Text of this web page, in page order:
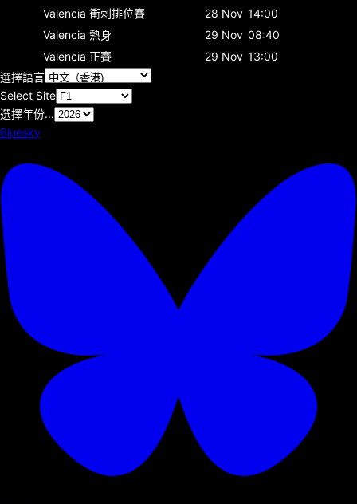
Valencia 衝刺排位賽 28 Nov 14:00
Valencia 熱身 29 Nov 08:40
Valencia 正賽 29 Nov 13:00
選擇語言
Select Site
選擇年份...
Bluesky